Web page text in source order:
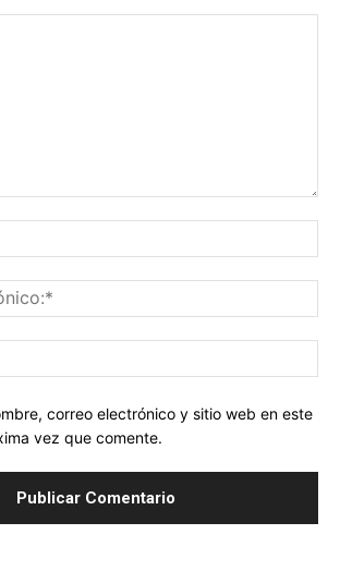
correo electrónico y sitio web en este
vez que comente.